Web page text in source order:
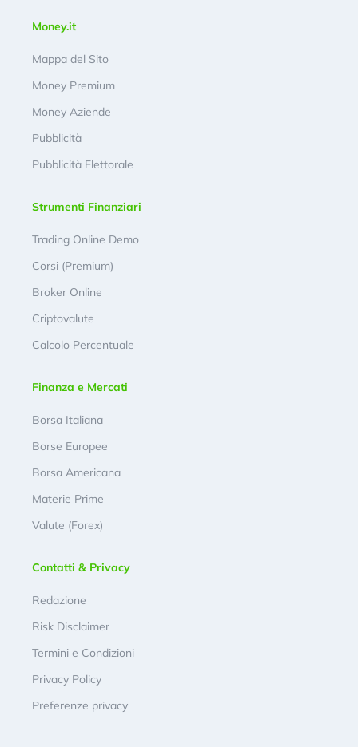
Money.it
Mappa del Sito
Money Premium
Money Aziende
Pubblicità
Pubblicità Elettorale
Strumenti Finanziari
Trading Online Demo
Corsi (Premium)
Broker Online
Criptovalute
Calcolo Percentuale
Finanza e Mercati
Borsa Italiana
Borse Europee
Borsa Americana
Materie Prime
Valute (Forex)
Contatti & Privacy
Redazione
Risk Disclaimer
Termini e Condizioni
Privacy Policy
Preferenze privacy